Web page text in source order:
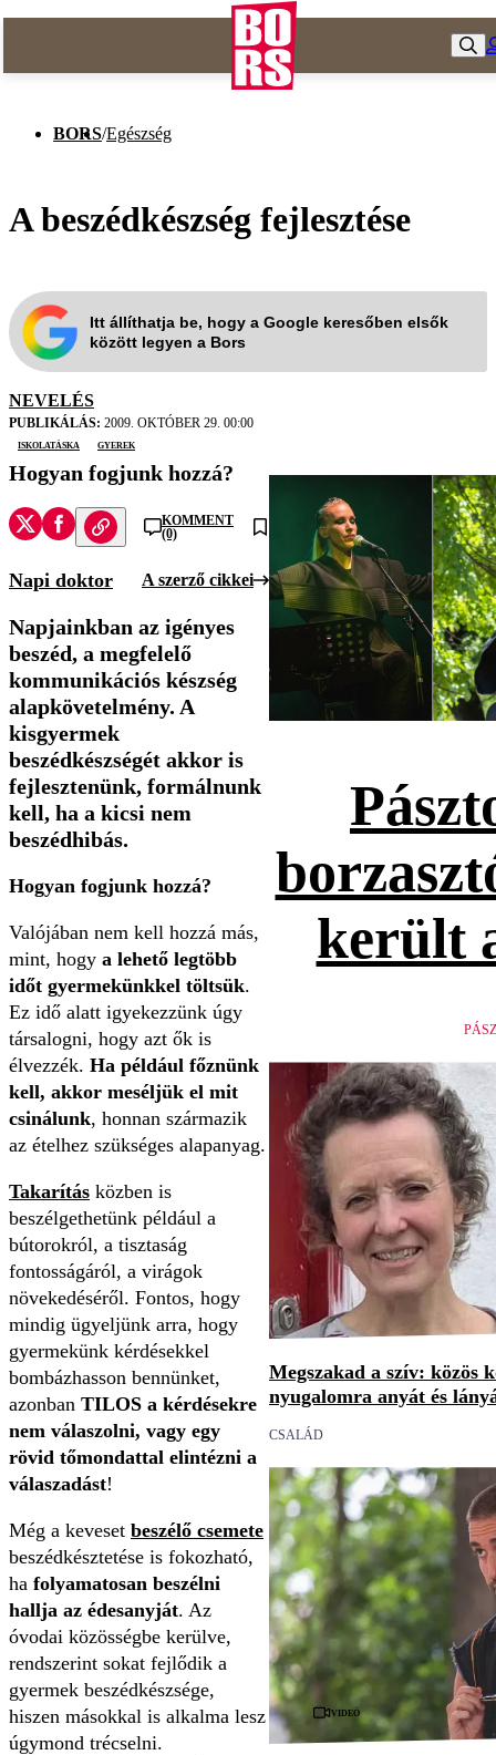
BORS/Egészség
A beszédkészség fejlesztése
Itt állíthatja be, hogy a Google keresőben elsők
között legyen a Bors
NEVELÉS
PUBLIKÁLÁS: 2009. OKTÓBER 29. 00:00
Iskolatáska
gyerek
Hogyan fogjunk hozzá?
KOMMENT
(0)
Napi doktor A szerző cikkei
Napjainkban az igényes
beszéd, a megfelelő
kommunikációs készség
alapkövetelmény. A
kisgyermek
beszédkészségét akkor is
fejlesztenünk, formálnunk
kell, ha a kicsi nem
beszédhibás.
Hogyan fogjunk hozzá?
Valójában nem kell hozzá más,
mint, hogy a lehető legtöbb
időt gyermekünkkel töltsük.
Ez idő alatt igyekezzünk úgy
társalogni, hogy azt ők is
élvezzék. Ha például főznünk
kell, akkor meséljük el mit
csinálunk, honnan származik
az ételhez szükséges alapanyag.
Takarítás közben is
beszélgethetünk például a
bútorokról, a tisztaság
fontosságáról, a virágok
növekedéséről. Fontos, hogy
mindig ügyeljünk arra, hogy
gyermekünk kérdésekkel
bombázhasson bennünket,
azonban TILOS a kérdésekre
nem válaszolni, vagy egy
rövid tőmondattal elintézni a
válaszadást!
Még a keveset beszélő csemete
beszédkésztetése is fokozható,
ha folyamatosan beszélni
hallja az édesanyját. Az
óvodai közösségbe kerülve,
rendszerint sokat fejlődik a
gyermek beszédkészsége,
hiszen másokkal is alkalma lesz
úgymond trécselni.
került
Megszakad a szív: közös
nyugalomra anyát és
CSALÁD
Videó